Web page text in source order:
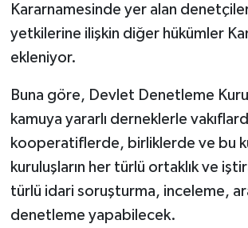
Kararnamesinde yer alan
yetkilerine ilişkin diğer hükümler
ekleniyor.
Buna göre, Devlet Denetleme
kamuya yararlı derneklerle
kooperatiflerde, birliklerde ve bu
kuruluşların her türlü ortaklık ve
türlü idari soruşturma, inceleme,
denetleme yapabilecek.